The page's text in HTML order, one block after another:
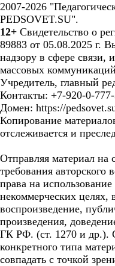
2007-2026
PEDSOVET.SU".
12+ Свидетельство о
89883 от 05.08.2025 г.
надзору в сфере
массовых
Учредитель, главный
Контакты: +7-920-0-
Домен: https://
Копирование
отслеживается и
Отправляя материал на
требования авторского
права на
некоммерческих целях,
воспроизведение,
произведения,
ГК РФ. (ст. 1270 и др.).
конкретного типа
совпадать с точкой